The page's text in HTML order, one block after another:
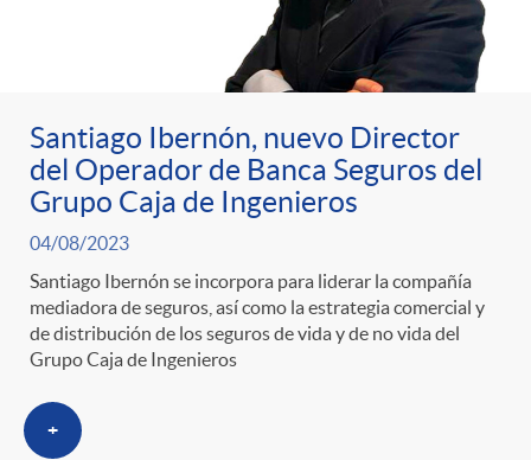
e
n
s
a
o
r
í
a
s
a
F
i
l
t
o
n
t
e
n
Santiago Ibernón, nuevo Director
del Operador de Banca Seguros del
Grupo Caja de Ingenieros
04/08/2023
Santiago Ibernón se incorpora para liderar la compañía
mediadora de seguros, así como la estrategia comercial y
de distribución de los seguros de vida y de no vida del
Grupo Caja de Ingenieros
+